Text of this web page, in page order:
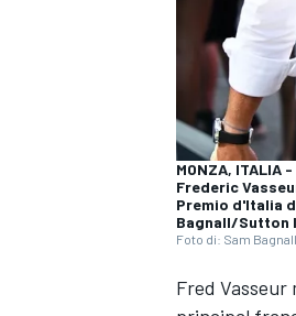
MONOPOSTO
MONZA,
Frederic
Premio d'Italia
Bagnall/Sutton
Foto di: Sam
Fred Vasseur